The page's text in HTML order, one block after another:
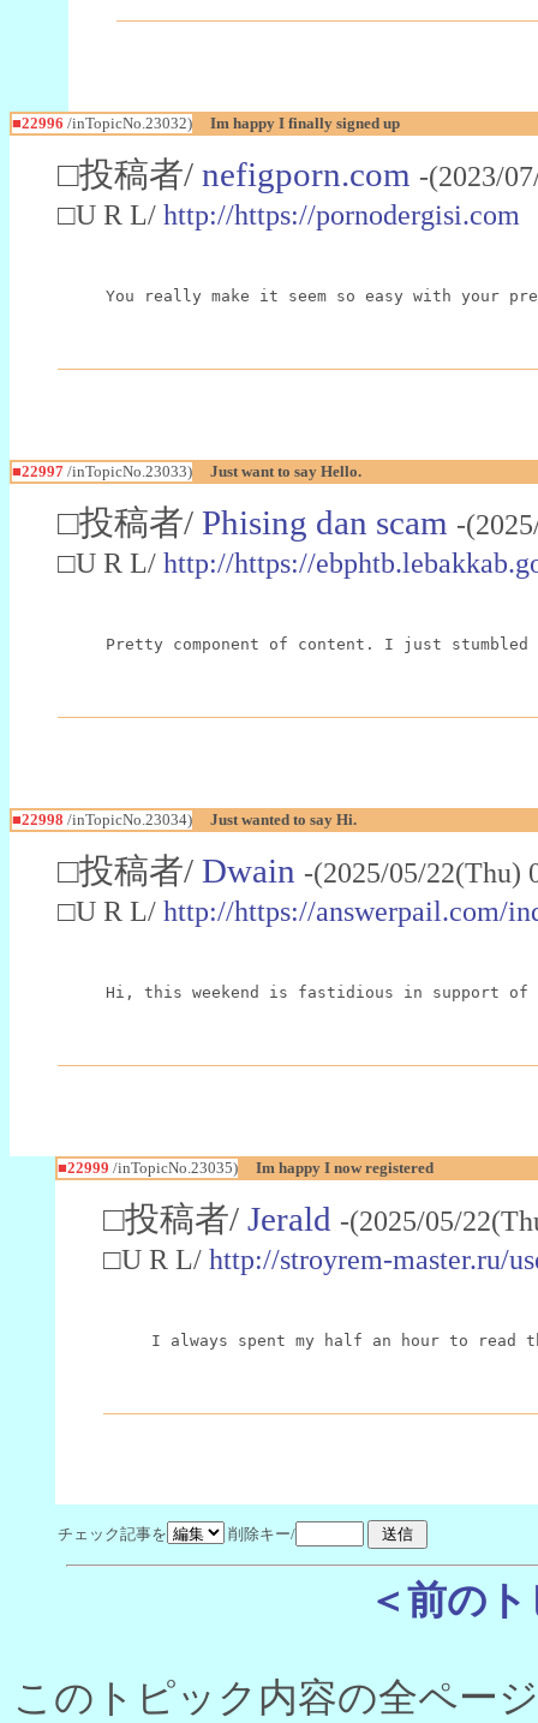
■22996 /inTopicNo.23032) Im happy I finally signed up
□投稿者/ nefigporn.com -(2023/
□U R L/ http://https://pornodergisi.com
You really make it seem so easy with your
■22997 /inTopicNo.23033) Just want to say Hello.
□投稿者/ Phising dan scam -
□U R L/ http://https://
Pretty component of content. I just
■22998 /inTopicNo.23034) Just wanted to say Hi.
□投稿者/ Dwain -(2025/05/
□U R L/ http://https://answerpail.com/
Hi, this weekend is fastidious in support of
■22999 /inTopicNo.23035) Im happy I now registered
□投稿者/ Jerald -(2025/05/
□U R L/ http://stroyrem-master.ru/
I always spent my half an hour to
チェック記事を 削除キー/
＜前の
このトピック内容の全ペー